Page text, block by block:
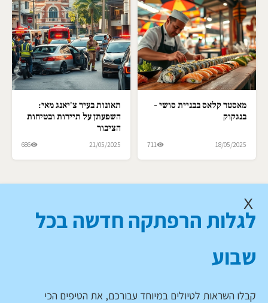
מאסטר קלאס בבניית סושי -
בנגקוק
18/05/2025
711
תאונות בעיר צ'יאנג מאי:
השפעתן על תיירות ובטיחות
הציבור
21/05/2025
686
X
לגלות הרפתקה חדשה בכל
שבוע
קבלו השראות לטיולים במיוחד עבורכם, את הטיפים הכי